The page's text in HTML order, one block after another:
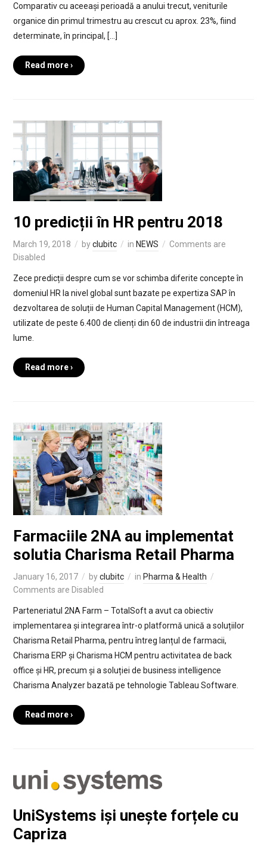
Comparativ cu aceeași perioadă a anului trecut, veniturile
organice din primul trimestru au crescut cu aprox. 23%, fiind
determinate, în principal, […]
Read more ›
10 predicții în HR pentru 2018
March 19, 2018 byclubitc in NEWS
Comments are
Disabled
Zece predicții despre cum se vor schimba diferite concepte în
domeniul HR la nivel global sunt bazate pe expertiza SAP în
dezvoltarea de soluții de Human Capital Management (HCM),
utilizate de peste 6.400 de clienți din 60 de industrii din întreaga
lume.
Read more ›
Farmaciile 2NA au implementat
solutia Charisma Retail Pharma
January 16, 2017 byclubitc in Pharma & Health
Comments are Disabled
Parteneriatul 2NA Farm – TotalSoft a avut ca obiectiv
implementarea și integrarea într-o platformă unică a soluțiilor
Charisma Retail Pharma, pentru întreg lanțul de farmacii,
Charisma ERP și Charisma HCM pentru activitatea de back
office și HR, precum și a soluției de business intelligence
Charisma Analyzer bazată pe tehnologie Tableau Software.
Read more ›
UniSystems iși unește forțele cu
Capriza